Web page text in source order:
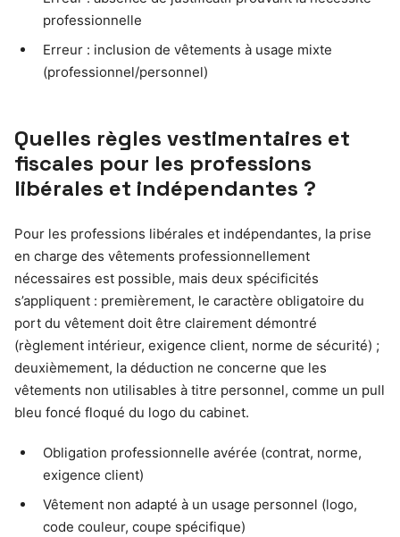
professionnelle
Erreur : inclusion de vêtements à usage mixte
(professionnel/personnel)
Quelles règles vestimentaires et
fiscales pour les professions
libérales et indépendantes ?
Pour les professions libérales et indépendantes, la prise
en charge des vêtements professionnellement
nécessaires est possible, mais deux spécificités
s’appliquent : premièrement, le caractère obligatoire du
port du vêtement doit être clairement démontré
(règlement intérieur, exigence client, norme de sécurité) ;
deuxièmement, la déduction ne concerne que les
vêtements non utilisables à titre personnel, comme un pull
bleu foncé floqué du logo du cabinet.
Obligation professionnelle avérée (contrat, norme,
exigence client)
Vêtement non adapté à un usage personnel (logo,
code couleur, coupe spécifique)